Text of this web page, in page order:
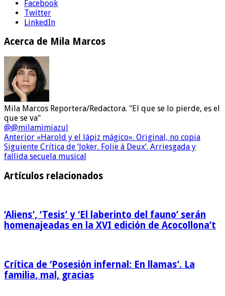
Facebook
Twitter
LinkedIn
Acerca de Mila Marcos
Mila Marcos Reportera/Redactora. "El que se lo pierde, es el
que se va"
@@milamimiazul
Anterior «Harold y el lápiz mágico». Original, no copia
Siguiente Crítica de ‘Joker. Folie à Deux’. Arriesgada y
fallida secuela musical
Artículos relacionados
‘Aliens’, ‘Tesis’ y ‘El laberinto del fauno’ serán
homenajeadas en la XVI edición de Acocollona’t
Crítica de ‘Posesión infernal: En llamas’. La
familia, mal, gracias